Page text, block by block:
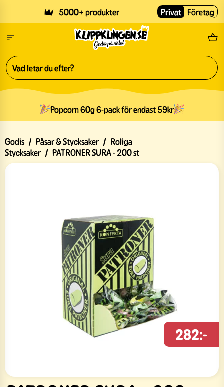
5000+ produkter Fri
Privat Företag
Popcorn 60g 6-pack för endast 59kr
Godis / Påsar & Stycksaker / Roliga
Stycksaker / PATRONER SURA - 200 st
282:-